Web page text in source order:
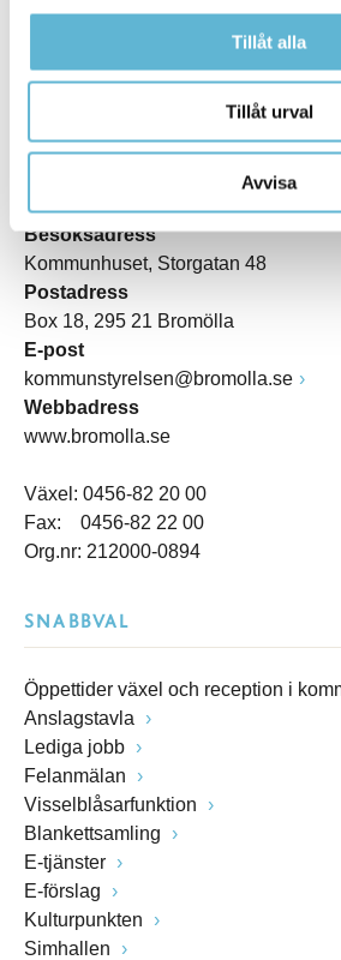
Tillåt alla
Tillåt urval
Avvisa
Besöksadress
Kommunhuset, Storgatan 48
Postadress
Box 18, 295 21 Bromölla
E-post
kommunstyrelsen@bromolla.se
Webbadress
www.bromolla.se
Växel: 0456-82 20 00
Fax: 0456-82 22 00
Org.nr: 212000-0894
SNABBVAL
Öppettider växel och reception i
Anslagstavla
Lediga jobb
Felanmälan
Visselblåsarfunktion
Blankettsamling
E-tjänster
E-förslag
Kulturpunkten
Simhallen